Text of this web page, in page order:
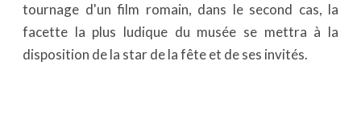
tournage d'un film romain, dans le second cas, la
facette la plus ludique du musée se mettra à la
disposition de la star de la fête et de ses invités.